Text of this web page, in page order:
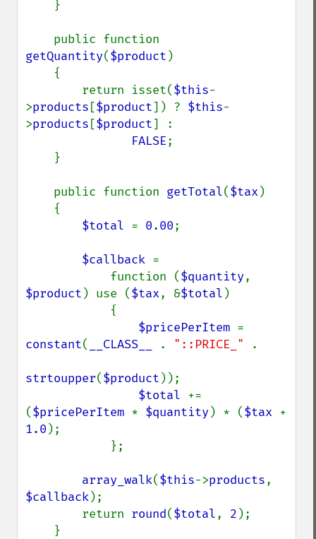
getQuantity($product )
        return isset(
$this-
>products [$product]) ? $this-
>products [$product] :
FALSE;
    public function
getTotal($tax )
$total = 0.00;
$callback =
            function (
$quantity
$product ) use ($tax, &$total )
$pricePerItem
constant( __CLASS__ . "::PRICE_" .
strtoupper($product ));
$total +=
($pricePerItem * $quantity) * ($tax
1.0 );
array_walk($this->products
$callback);
        return
round($total, 2 );